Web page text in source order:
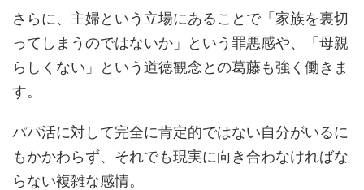
さらに、主婦という立場にあることで「家族を裏切
ってしまうのではないか」という罪悪感や、「母親
らしくない」という道徳観念との葛藤も強く働きま
す。
パパ活に対して完全に肯定的ではない自分がいるに
もかかわらず、それでも現実に向き合わなければな
らない複雑な感情。